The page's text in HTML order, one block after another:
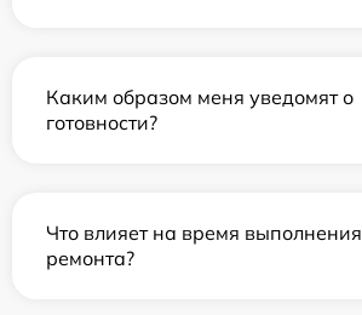
Каким образом меня уведомят о
готовности?
Что влияет на время выполнения
ремонта?